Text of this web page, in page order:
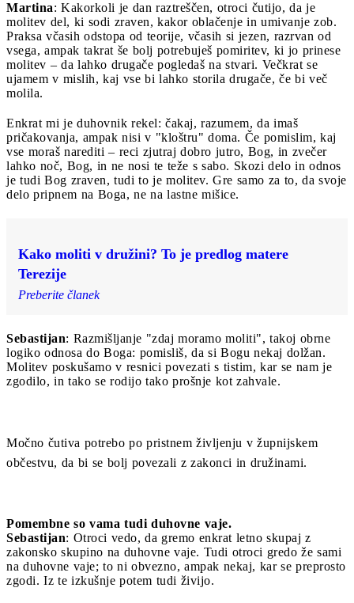
Martina: Kakorkoli je dan raztreščen, otroci čutijo, da je
molitev del, ki sodi zraven, kakor oblačenje in umivanje zob.
Praksa včasih odstopa od teorije, včasih si jezen, razrvan od
vsega, ampak takrat še bolj potrebuješ pomiritev, ki jo prinese
molitev – da lahko drugače pogledaš na stvari. Večkrat se
ujamem v mislih, kaj vse bi lahko storila drugače, če bi več
molila.
Enkrat mi je duhovnik rekel: čakaj, razumem, da imaš
pričakovanja, ampak nisi v "kloštru" doma. Če pomislim, kaj
vse moraš narediti – reci zjutraj dobro jutro, Bog, in zvečer
lahko noč, Bog, in ne nosi te teže s sabo. Skozi delo in odnos
je tudi Bog zraven, tudi to je molitev. Gre samo za to, da svoje
delo pripnem na Boga, ne na lastne mišice.
Kako moliti v družini? To je predlog matere
Terezije
Preberite članek
Sebastijan: Razmišljanje "zdaj moramo moliti", takoj obrne
logiko odnosa do Boga: pomisliš, da si Bogu nekaj dolžan.
Molitev poskušamo v resnici povezati s tistim, kar se nam je
zgodilo, in tako se rodijo tako prošnje kot zahvale.
Močno čutiva potrebo po pristnem življenju v župnijskem
občestvu, da bi se bolj povezali z zakonci in družinami.
Pomembne so vama tudi duhovne vaje.
Sebastijan: Otroci vedo, da gremo enkrat letno skupaj z
zakonsko skupino na duhovne vaje. Tudi otroci gredo že sami
na duhovne vaje; to ni obvezno, ampak nekaj, kar se preprosto
zgodi. Iz te izkušnje potem tudi živijo.